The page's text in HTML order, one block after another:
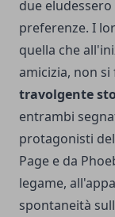
due
preferenze. I
quella che
amicizia, non
travolgente
entrambi
protagonisti
Page e da
legame,
spontaneità